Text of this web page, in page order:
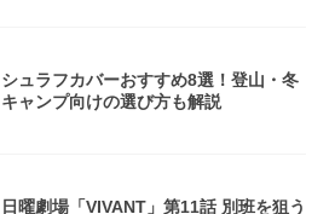
シュラフカバーおすすめ8選！登山・冬
キャンプ向けの選び方も解説
日曜劇場「VIVANT」第11話 別班を狙う